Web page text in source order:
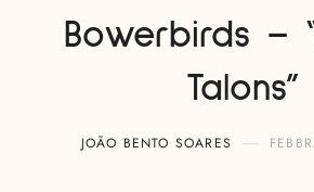
Bowerbirds –
Talons”
JOÃO BENTO SOARES